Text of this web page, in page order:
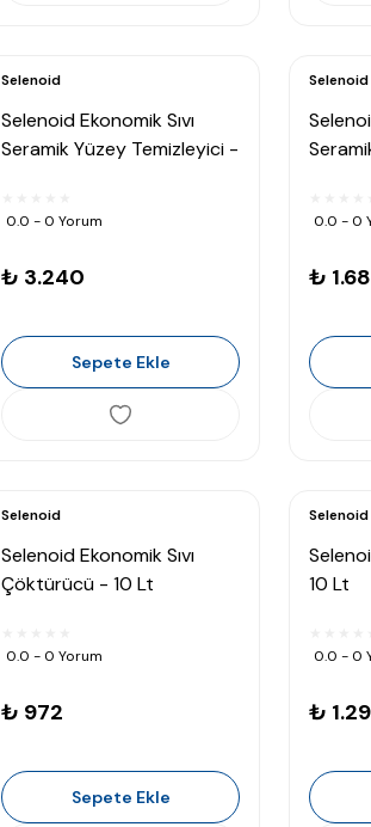
Selenoid
Selenoid Ekonomik Sıvı
Seramik Yüzey Temizleyici -
0.0 - 0 Yorum
₺ 3.240
Sepete Ekle
Selenoid
0.0 - 0
₺
Selenoid
Selenoid Ekonomik Sıvı
Çöktürücü - 10 Lt
0.0 - 0 Yorum
₺ 972
Sepete Ekle
Selenoid
10 Lt
0.0 - 0
₺